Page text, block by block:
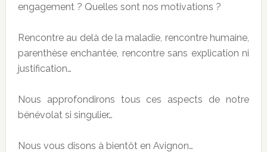
engagement ? Quelles sont nos motivations ?
Rencontre au delà de la maladie, rencontre humaine,
parenthèse enchantée, rencontre sans explication ni
justification…
Nous approfondirons tous ces aspects de notre
bénévolat si singulier…
Nous vous disons à bientôt en Avignon…